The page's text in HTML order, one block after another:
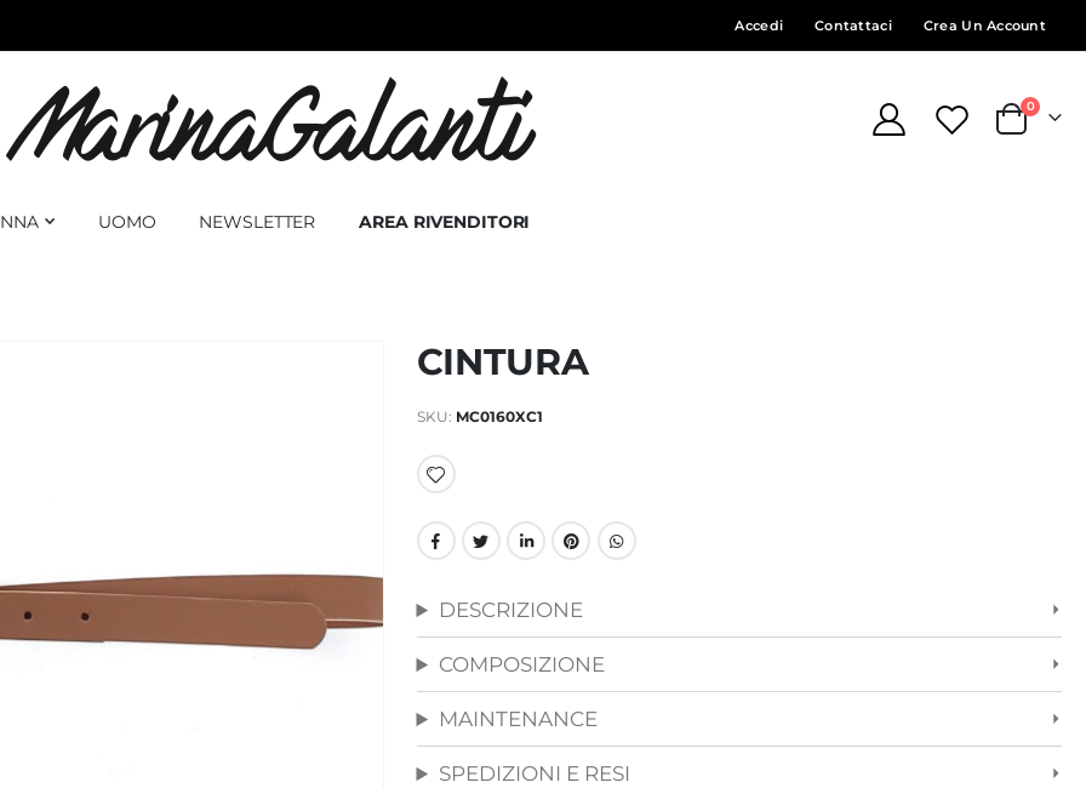
Accedi Contattaci Crea Un Account
Cart
0
UOMO NEWSLETTER AREA RIVENDITORI
CINTURA
SKU MC0160XC1
DESCRIZIONE
COMPOSIZIONE
MAINTENANCE
SPEDIZIONI E RESI